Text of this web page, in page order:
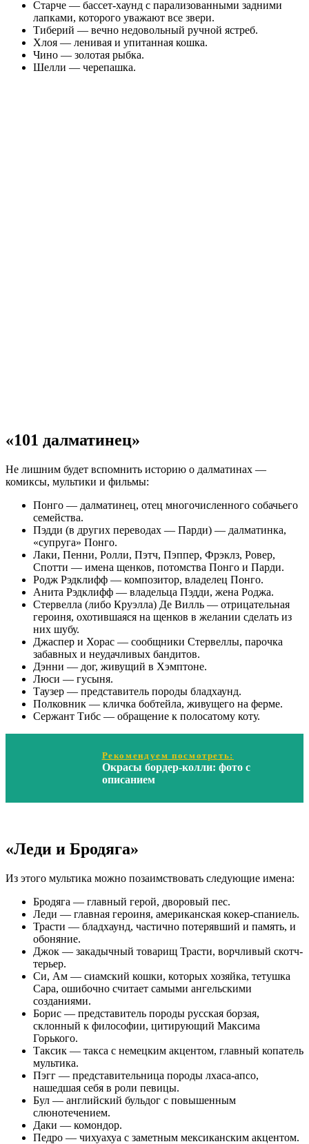
Старче — бассет-хаунд с парализованными задними
лапками, которого уважают все звери.
Тиберий — вечно недовольный ручной ястреб.
Хлоя — ленивая и упитанная кошка.
Чино — золотая рыбка.
Шелли — черепашка.
«101 далматинец»
Не лишним будет вспомнить историю о далматинах —
комиксы, мультики и фильмы:
Понго — далматинец, отец многочисленного собачьего
семейства.
Пэдди (в других переводах — Парди) — далматинка,
«супруга» Понго.
Лаки, Пенни, Ролли, Пэтч, Пэппер, Фрэклз, Ровер,
Спотти — имена щенков, потомства Понго и Парди.
Родж Рэдклифф — композитор, владелец Понго.
Анита Рэдклифф — владельца Пэдди, жена Роджа.
Стервелла (либо Круэлла) Де Вилль — отрицательная
героиня, охотившаяся на щенков в желании сделать из
них шубу.
Джаспер и Хорас — сообщники Стервеллы, парочка
забавных и неудачливых бандитов.
Дэнни — дог, живущий в Хэмптоне.
Люси — гусыня.
Таузер — представитель породы бладхаунд.
Полковник — кличка бобтейла, живущего на ферме.
Сержант Тибс — обращение к полосатому коту.
Рекомендуем посмотреть:
Окрасы бордер-колли: фото с
описанием
«Леди и Бродяга»
Из этого мультика можно позаимствовать следующие имена:
Бродяга — главный герой, дворовый пес.
Леди — главная героиня, американская кокер-спаниель.
Трасти — бладхаунд, частично потерявший и память, и
обоняние.
Джок — закадычный товарищ Трасти, ворчливый скотч-
терьер.
Си, Ам — сиамский кошки, которых хозяйка, тетушка
Сара, ошибочно считает самыми ангельскими
созданиями.
Борис — представитель породы русская борзая,
склонный к философии, цитирующий Максима
Горького.
Таксик — такса с немецким акцентом, главный копатель
мультика.
Пэгг — представительница породы лхаса-апсо,
нашедшая себя в роли певицы.
Бул — английский бульдог с повышенным
слюнотечением.
Даки — комондор.
Педро — чихуахуа с заметным мексиканским акцентом.